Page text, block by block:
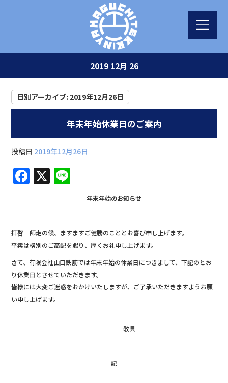
2019 12月 26
日別アーカイブ: 2019年12月26日
年末年始休業日のご案内
投稿日 2019年12月26日
F
a
e
b
o
o
k
X
年末年始のお知らせ
拝啓 師走の候、ますますご健勝のこととお喜び申し上げます。
平素は格別のご高配を賜り、厚くお礼申し上げます。
さて、有限会社山口鉄筋では年末年始の休業日につきまして、下記のとお
り休業日とさせていただきます。
皆様には大変ご迷惑をおかけいたしますが、ご了承いただきますようお願
い申し上げます。
敬具
記